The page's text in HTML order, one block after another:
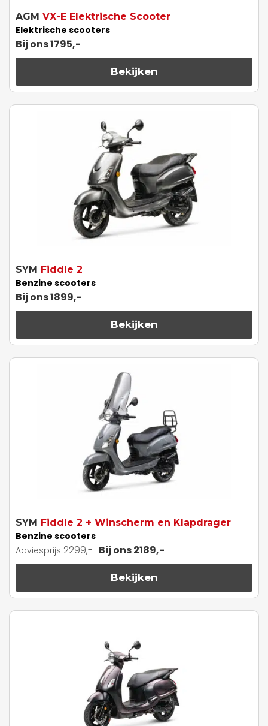
AGM VX-E Elektrische Scooter
Elektrische scooters
Bij ons 1795,-
Bekijken
SYM Fiddle 2
Benzine scooters
Bij ons 1899,-
Bekijken
SYM Fiddle 2 + Winscherm en Klapdrager
Benzine scooters
Adviesprijs 2299,- Bij ons 2189,-
Bekijken